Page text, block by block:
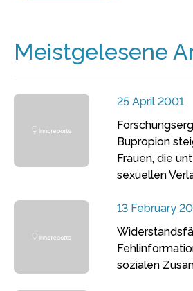
Meistgelesene
25 April 2001
Bupropion
Frauen, die
sexuellen
13 February
sozialen